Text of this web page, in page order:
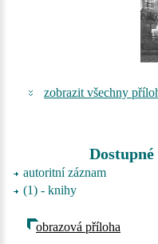
zobrazit všechny
autoritní záznam
(1) - knihy
obrazová příloha